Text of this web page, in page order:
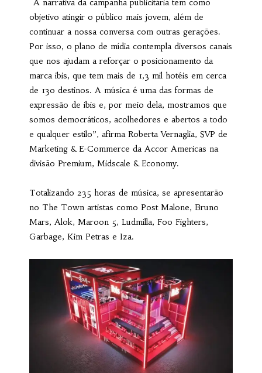
“A narrativa da campanha publicitária tem como
objetivo atingir o público mais jovem, além de
continuar a nossa conversa com outras gerações.
Por isso, o plano de mídia contempla diversos canais
que nos ajudam a reforçar o posicionamento da
marca ibis, que tem mais de 1,3 mil hotéis em cerca
de 130 destinos. A música é uma das formas de
expressão de ibis e, por meio dela, mostramos que
somos democráticos, acolhedores e abertos a todo
e qualquer estilo”, afirma Roberta Vernaglia, SVP de
Marketing & E-Commerce da Accor Americas na
divisão Premium, Midscale & Economy.
Totalizando 235 horas de música, se apresentarão
no The Town artistas como Post Malone, Bruno
Mars, Alok, Maroon 5, Ludmilla, Foo Fighters,
Garbage, Kim Petras e Iza.